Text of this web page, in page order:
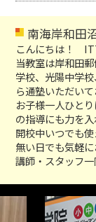
南海岸和田
こんにちは！
当教室は岸和田
学校、光陽中学
ら通塾いただいて
お子様一人ひと
の指導にも力を入
開校中いつでも
無い日でも気軽に
講師・スタッフ